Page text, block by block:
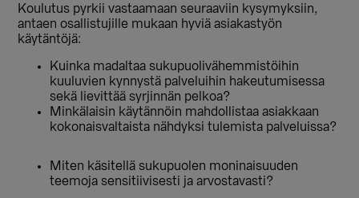
Koulutus pyrkii vastaamaan seuraaviin kysymyksiin,
antaen osallistujille mukaan hyviä asiakastyön
käytäntöjä:
Kuinka madaltaa sukupuolivähemmistöihin
kuuluvien kynnystä palveluihin hakeutumisessa
sekä lievittää syrjinnän pelkoa?
Minkälaisin käytännöin mahdollistaa asiakkaan
kokonaisvaltaista nähdyksi tulemista palveluissa?
Miten käsitellä sukupuolen moninaisuuden
teemoja sensitiivisesti ja arvostavasti?